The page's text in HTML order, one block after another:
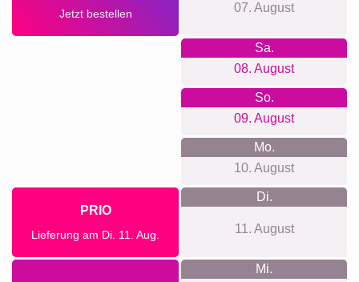
Jetzt bestellen 07. August
Sa.
08. August
So.
09. August
Mo.
10. August
PRIO
Lieferung am Di. 11. Aug.
Di.
11. August
Mi.